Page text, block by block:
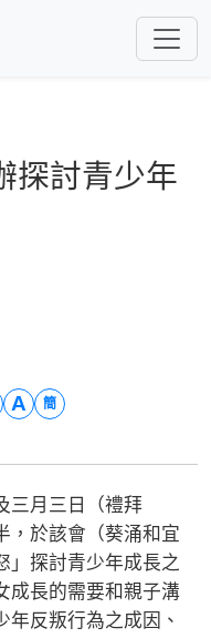
探討青少年
A 簡
月三日（禮拜
，於該會（葵涌和宜
」探討青少年成長之
成長的需要和親子溝
反叛行為之成因、